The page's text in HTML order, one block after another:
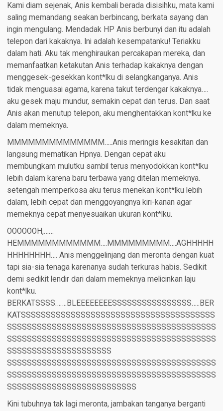
Kami diam sejenak, Anis kembali berada disisihku, mata kami
saling memandang seakan berbincang, berkata sayang dan
ingin mengulang. Mendadak HP Anis berbunyi dan itu adalah
telepon dari kakaknya. Ini adalah kesempatanku! Teriakku
dalam hati. Aku tak menghiraukan percakapan mereka, dan
memanfaatkan ketakutan Anis terhadap kakaknya dengan
menggesek-gesekkan kont*lku di selangkanganya. Anis
tidak menguasai agama, karena takut terdengar kakaknya….
aku gesek maju mundur, semakin cepat dan terus. Dan saat
Anis akan menutup telepon, aku menghentakkan kont*lku ke
dalam memeknya.
MMMMMMMMMMMMMM…..Anis meringis kesakitan dan
langsung mematikan Hpnya. Dengan cepat aku
membungkam mulutku sambil terus menyodokkan kont*lku
lebih dalam karena baru terbawa yang ditelan memeknya.
setengah memperkosa aku terus menekan kont*lku lebih
dalam, lebih cepat dan menggoyangnya kiri-kanan agar
memeknya cepat menyesuaikan ukuran kont*lku.
OOOOOOH,……
HEMMMMMMMMMMMM….MMMMMMMMM….AGHHHHH
HHHHHHHH…. Anis menggelinjang dan meronta dengan kuat
tapi sia-sia tenaga karenanya sudah terkuras habis. Sedikit
demi sedikit lendir dari dalam memeknya melicinkan laju
kont*lku.
BERKATSSSS…….BLEEEEEEEESSSSSSSSSSSSSSSS…..BER
KATSSSSSSSSSSSSSSSSSSSSSSSSSSSSSSSSSSSSSSS
SSSSSSSSSSSSSSSSSSSSSSSSSSSSSSSSSSSSSSSSSS
SSSSSSSSSSSSSSSSSSSSSSSSSSSSSSSSSSSSSSSSSS
SSSSSSSSSSSSSSSSSSSSS
SSSSSSSSSSSSSSSSSSSSSSSSSSSSSSSSSSSSSSSSSS
SSSSSSSSSSSSSSSSSSSSSSSSSSSSSSSSSSSSSSSSSS
SSSSSSSSSSSSSSSSSSSSSSSSSS
Kini tubuhnya tak lagi meronta, jambakan tanganya berganti